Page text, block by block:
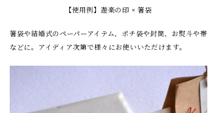
【使用例】遊楽の印 × 箸袋
箸袋や結婚式のペーパーアイテム、ポチ袋や封筒、お熨斗や帯
などに。アイディア次第で様々にお使いいただけます。